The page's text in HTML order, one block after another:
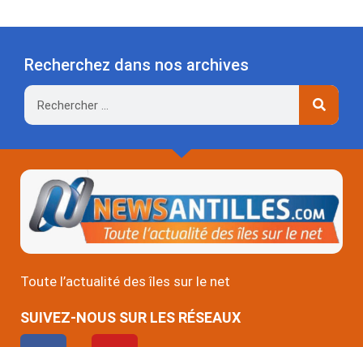
Recherchez dans nos archives
Rechercher
Toute l’actualité des îles sur le net
SUIVEZ-NOUS SUR LES RÉSEAUX